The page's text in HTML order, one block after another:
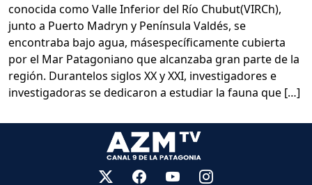
conocida como Valle Inferior del Río Chubut(VIRCh),
junto a Puerto Madryn y Península Valdés, se
encontraba bajo agua, másespecíficamente cubierta
por el Mar Patagoniano que alcanzaba gran parte de la
región. Durantelos siglos XX y XXI, investigadores e
investigadoras se dedicaron a estudiar la fauna que […]